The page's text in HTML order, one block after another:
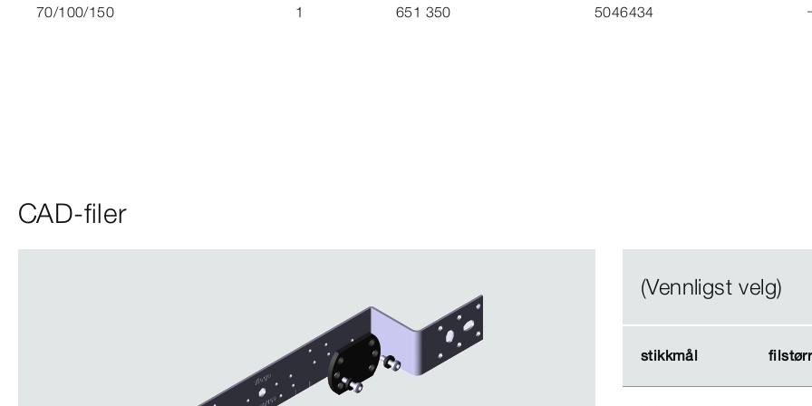
70/100/150 1 651 350 5046434
CAD-filer
(Vennligst velg)
stikkmål
stikkmål